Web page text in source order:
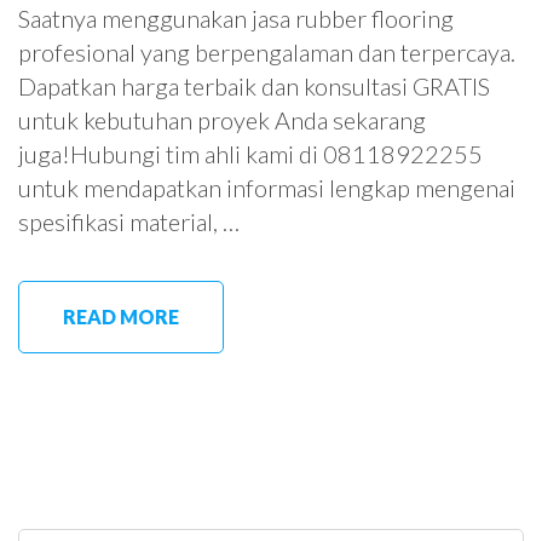
Saatnya menggunakan jasa rubber flooring
profesional yang berpengalaman dan terpercaya.
Dapatkan harga terbaik dan konsultasi GRATIS
untuk kebutuhan proyek Anda sekarang
juga!Hubungi tim ahli kami di 08118922255
untuk mendapatkan informasi lengkap mengenai
spesifikasi material, …
READ MORE